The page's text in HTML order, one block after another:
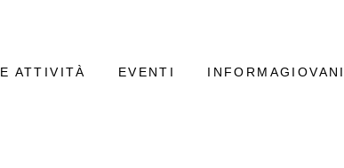
ATTIVITÀ EVENTI INFORMAGIOVANI